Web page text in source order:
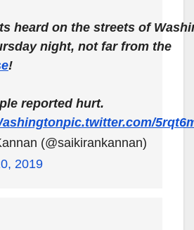
heard on the streets of
night, not far from the
!
reported hurt.
pic.twitter.com/
(@saikirankannan)
2019